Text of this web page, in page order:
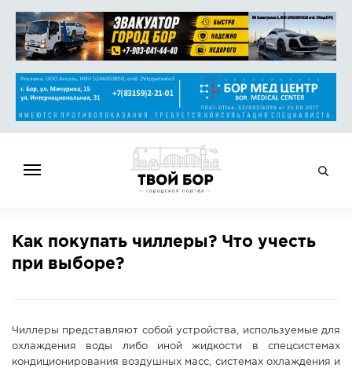
НОВОСТИ
СПРАВОЧНИК
АФИША
Как покупать чиллеры? Что учесть
при выборе?
Чиллеры представляют собой устройства, используемые для
охлаждения воды либо иной жидкости в спецсистемах
кондиционирования воздушных масс, системах охлаждения и